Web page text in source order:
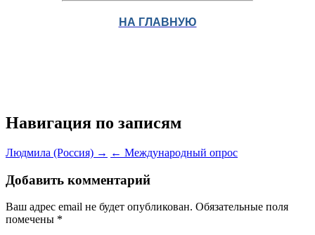
НА ГЛАВНУЮ
Навигация по записям
Людмила (Россия) → ← Международный опрос
Добавить комментарий
Ваш адрес email не будет опубликован. Обязательные поля
помечены *